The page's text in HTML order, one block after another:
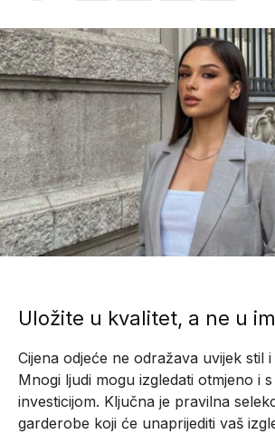
Uložite u kvalitet, a ne u
Cijena odjeće ne odražava uvijek stil i
Mnogi ljudi mogu izgledati otmjeno i
investicijom. Ključna je pravilna
garderobe koji će unaprijediti vaš